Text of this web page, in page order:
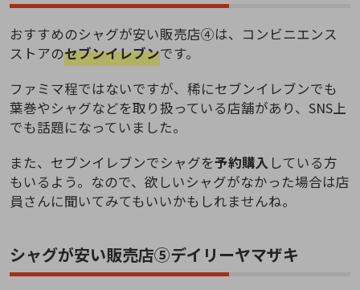
おすすめのシャグが安い販売店④は、コンビニエンス
ストアのセブンイレブンです。
ファミマ程ではないですが、稀にセブンイレブンでも
葉巻やシャグなどを取り扱っている店舗があり、SNS上
でも話題になっていました。
また、セブンイレブンでシャグを予約購入 している方
もいるよう。なので、欲しいシャグがなかった場合は店
員さんに聞いてみてもいいかもしれませんね。
シャグが安い販売店⑤デイリーヤマザキ